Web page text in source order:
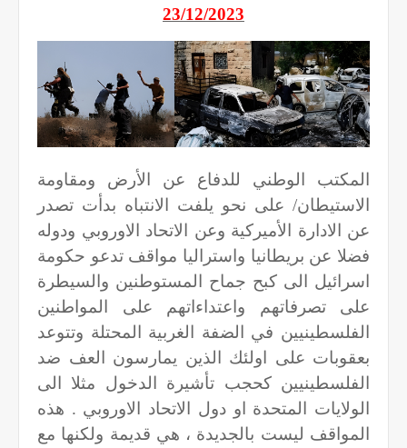
23/12/2023
المكتب الوطني للدفاع عن الأرض ومقاومة
الاستيطان/ على نحو يلفت الانتباه بدأت تصدر
عن الادارة الأميركية وعن الاتحاد الاوروبي ودوله
فضلا عن بريطانيا واستراليا مواقف تدعو حكومة
اسرائيل الى كبح جماح المستوطنين والسيطرة
على تصرفاتهم واعتداءاتهم على المواطنين
الفلسطينيين في الضفة الغربية المحتلة وتتوعد
بعقوبات على اولئك الذين يمارسون العف ضد
الفلسطينيين كحجب تأشيرة الدخول مثلا الى
الولايات المتحدة او دول الاتحاد الاوروبي . هذه
المواقف ليست بالجديدة ، هي قديمة ولكنها مع